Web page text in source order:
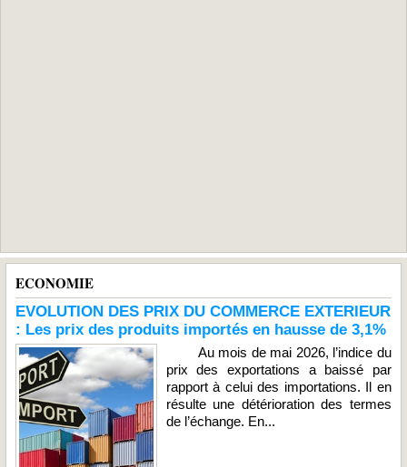
ECONOMIE
EVOLUTION DES PRIX DU COMMERCE EXTERIEUR
: Les prix des produits importés en hausse de 3,1%
Au mois de mai 2026, l’indice du
prix des exportations a baissé par
rapport à celui des importations. Il en
résulte une détérioration des termes
de l’échange. En...